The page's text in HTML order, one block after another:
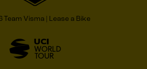
Team Visma | Lease a Bike